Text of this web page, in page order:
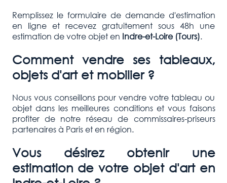
Remplissez le formulaire de demande d'estimation
en ligne et recevez gratuitement sous 48h une
estimation de votre objet en Indre-et-Loire (Tours).
Comment vendre ses tableaux,
objets d'art et mobilier ?
Nous vous conseillons pour vendre votre tableau ou
objet dans les meilleures conditions et vous faisons
profiter de notre réseau de commissaires-priseurs
partenaires à Paris et en région.
Vous désirez obtenir une
estimation de votre objet d'art en